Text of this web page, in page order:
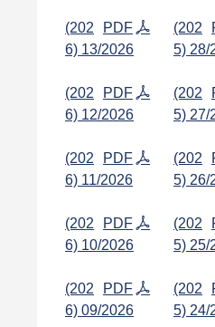
PDF
(202
6) 13/2026
PDF
(202
6) 12/2026
PDF
(202
6) 11/2026
PDF
(202
6) 10/2026
PDF
(202
6) 09/2026
(202
5) 28/
(202
5) 27/
(202
5) 26/
(202
5) 25/
(202
5) 24/